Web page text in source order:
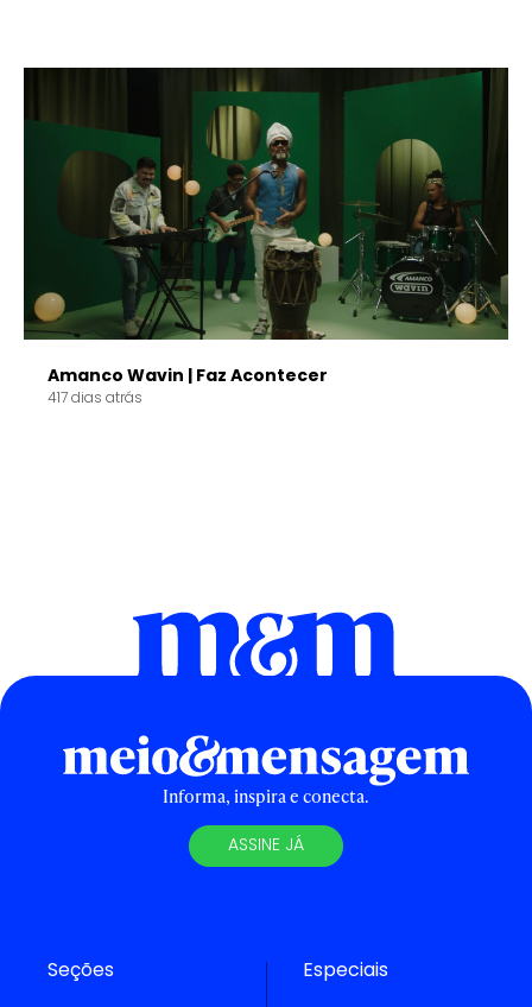
Amanco Wavin | Faz Acontecer
417 dias atrás
Informa, inspira e conecta.
ASSINE JÁ
Seções Especiais